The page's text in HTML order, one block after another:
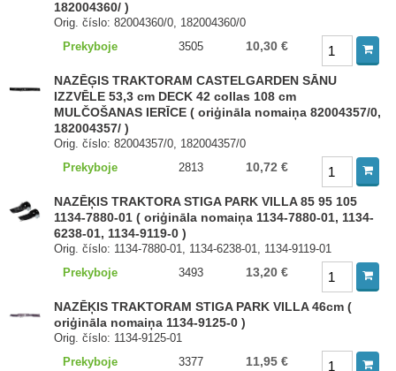
182004360/ )
Orig. číslo: 82004360/0, 182004360/0
Prekyboje
3505 10,30 €
NAZĒĢIS TRAKTORAM CASTELGARDEN SĀNU
IZZVĒLE 53,3 cm DECK 42 collas 108 cm
MULČOŠANAS IERĪCE ( oriģināla nomaiņa 82004357/0,
182004357/ )
Orig. číslo: 82004357/0, 182004357/0
Prekyboje
2813 10,72 €
NAZĒĶIS TRAKTORA STIGA PARK VILLA 85 95 105
1134-7880-01 ( oriģināla nomaiņa 1134-7880-01, 1134-
6238-01, 1134-9119-0 )
Orig. číslo: 1134-7880-01, 1134-6238-01, 1134-9119-01
Prekyboje
3493 13,20 €
NAZĒĶIS TRAKTORAM STIGA PARK VILLA 46cm (
oriģināla nomaiņa 1134-9125-0 )
Orig. číslo: 1134-9125-01
Prekyboje
3377 11,95 €